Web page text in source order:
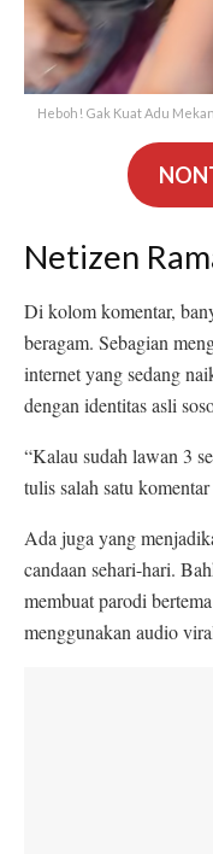
Heboh! Gak Kuat Adu
Netizen
Di kolom komentar,
beragam. Sebagian
internet yang sedang
dengan identitas asli
“Kalau sudah lawan 3
tulis salah satu
Ada juga yang
candaan sehari-hari.
membuat parodi
menggunakan audio